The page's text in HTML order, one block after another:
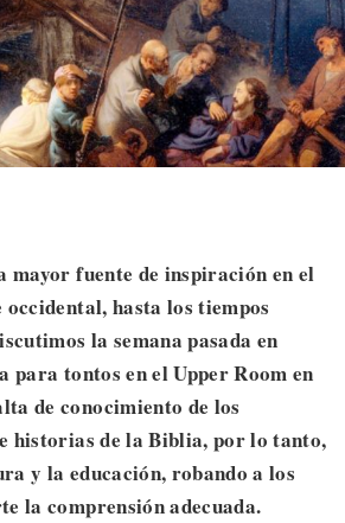
mayor fuente de inspiración en el
hasta los tiempos
la semana pasada en
para tontos en el Upper Room en
de conocimiento de los
historias de la Biblia, por lo tanto,
y la educación, robando a los
la comprensión adecuada.